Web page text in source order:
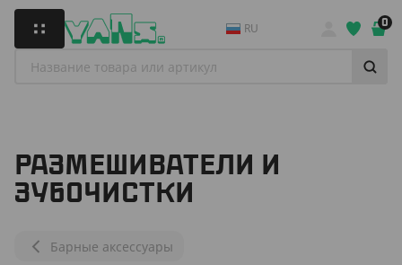
RU 0
РАЗМЕШИВАТЕЛИ И
ЗУБОЧИСТКИ
Барные аксессуары